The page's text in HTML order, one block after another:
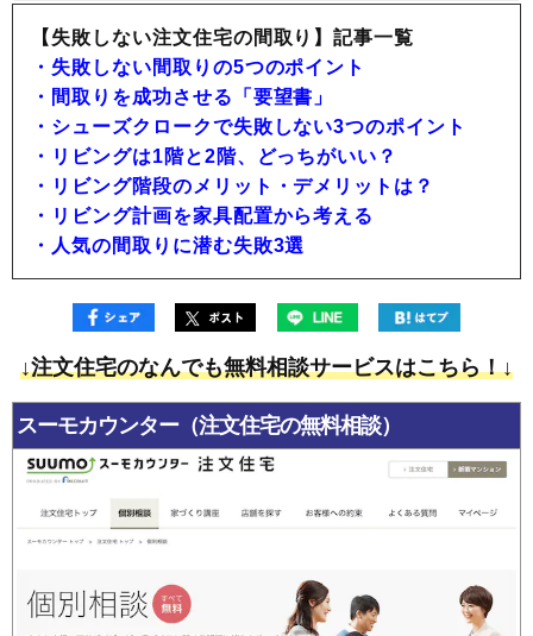
【失敗しない注文住宅の間取り】記事一覧
・失敗しない間取りの5つのポイント
・間取りを成功させる「要望書」
・シューズクロークで失敗しない3つのポイント
・リビングは1階と2階、どっちがいい？
・リビング階段のメリット・デメリットは？
・リビング計画を家具配置から考える
・人気の間取りに潜む失敗3選
↓注文住宅のなんでも無料相談サービスはこちら！↓
スーモカウンター（注文住宅の無料相談）